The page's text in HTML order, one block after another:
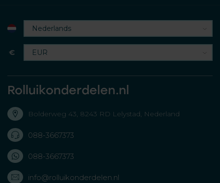
€
Rolluikonderdelen.nl
Bolderweg 43, 8243 RD Lelystad, Nederland
088-3667373
088-3667373
info@rolluikonderdelen.nl